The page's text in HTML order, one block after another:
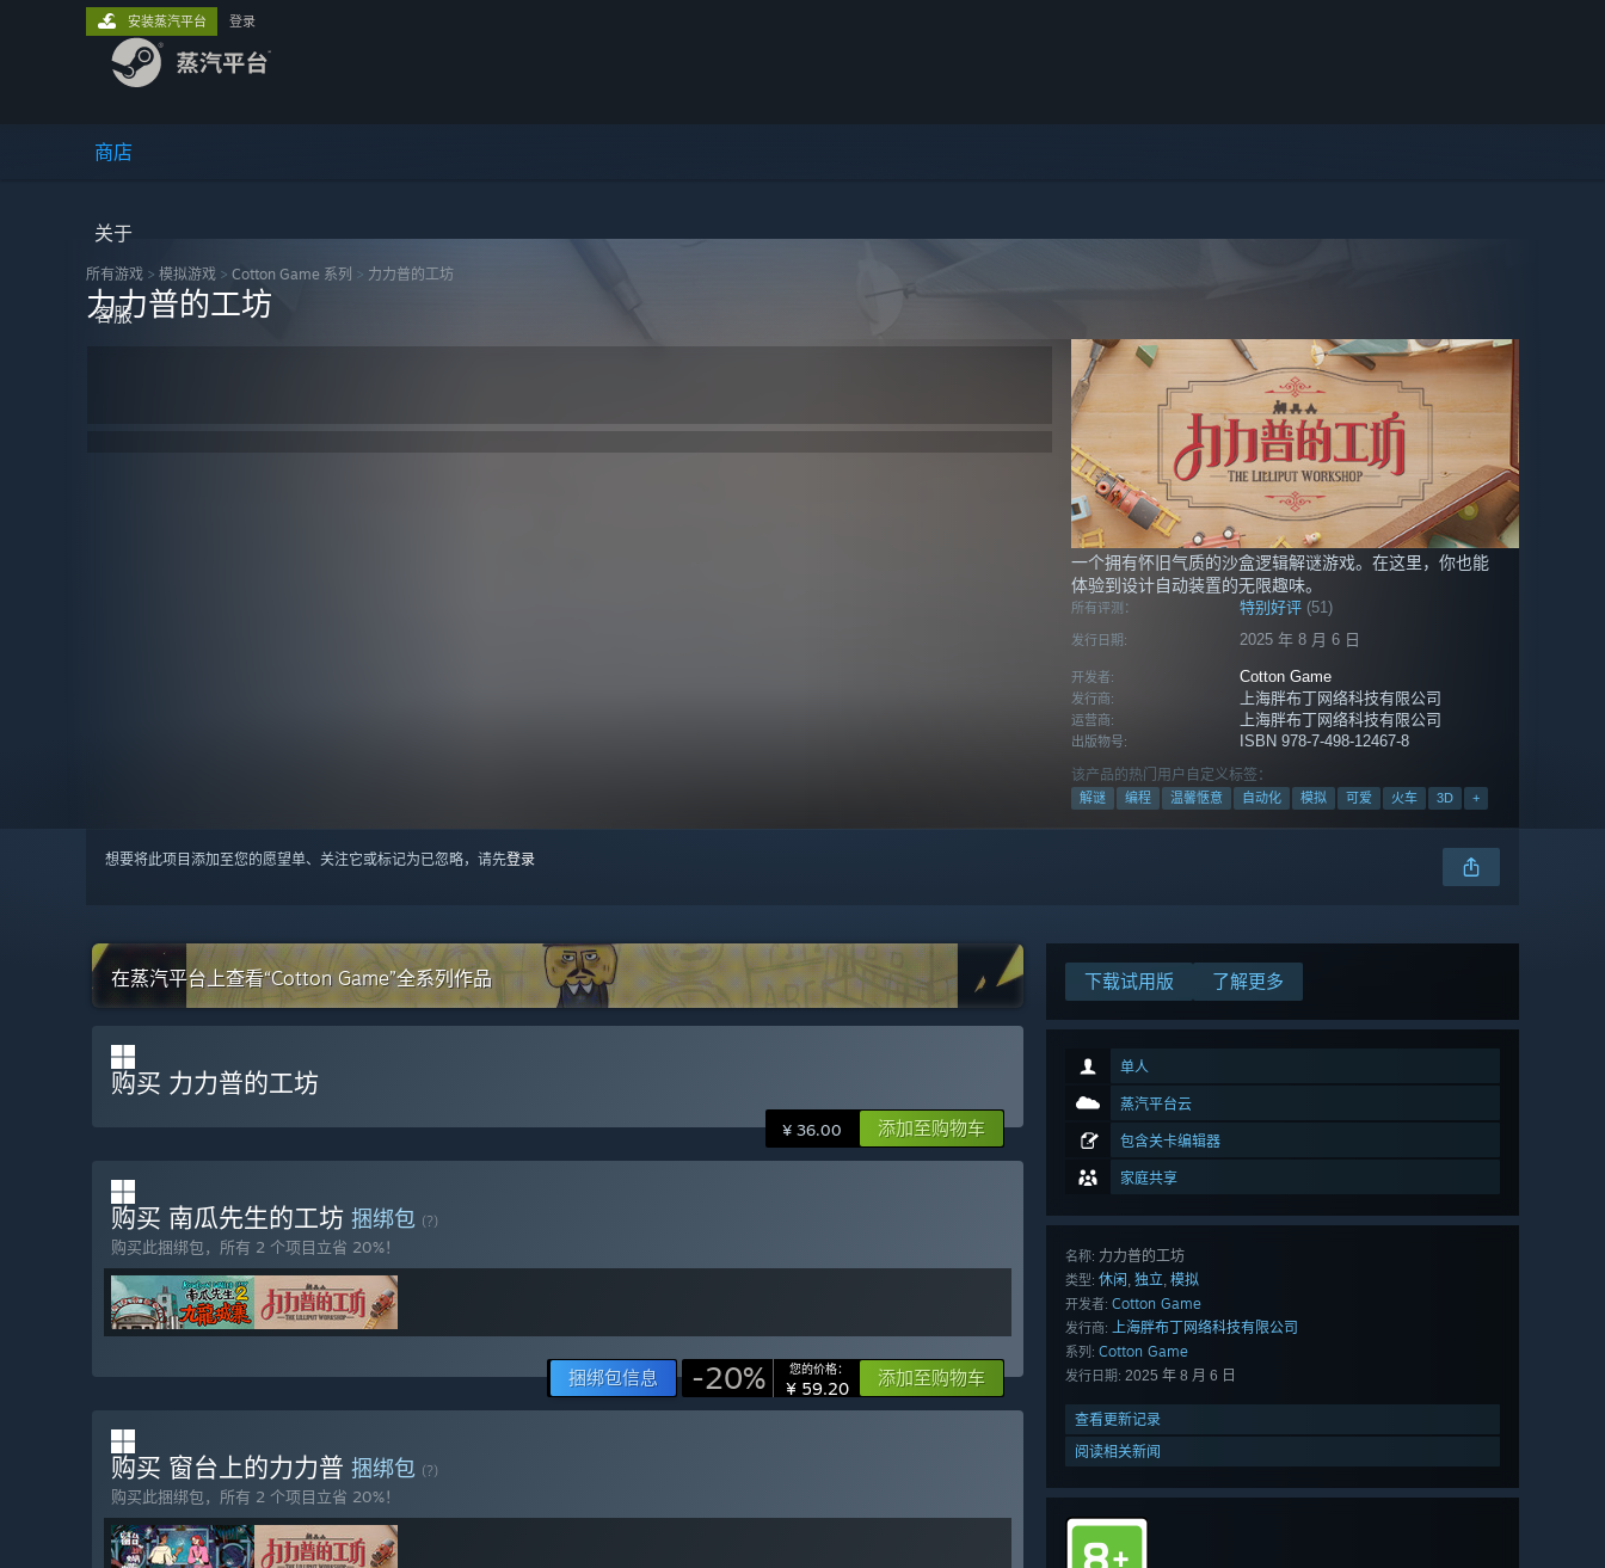
商店
关于
客服
安装蒸汽平台 登录
所有游戏 > 模拟‎游戏 > Cotton Game 系列 > 力力普的工坊
力力普的工坊
一个拥有怀旧气质的沙盒逻辑解谜游戏。在这里，你也能
体验到设计自动装置的无限趣味。
所有评测： 特别好评 (51)
发行日期: 2025 年 8 月 6 日
开发者: Cotton Game
发行商: 上海胖布丁网络科技有限公司
运营商: 上海胖布丁网络科技有限公司
出版物号: ISBN 978-7-498-12467-8
该产品的热门用户自定义标签：
解谜 编程 温馨惬意 自动化 模拟 可爱 火车 3D +
想要将此项目添加至您的愿望单、关注它或标记为已忽略，请先登录
下载试用版 了解更多
单人
蒸汽平台云
包含关卡编辑器
家庭共享
名称: 力力普的工坊
类型: 休闲, 独立, 模拟
开发者: Cotton Game
发行商: 上海胖布丁网络科技有限公司
系列: Cotton Game
发行日期: 2025 年 8 月 6 日
查看更新记录
阅读相关新闻
在蒸汽平台上查看“Cotton Game”全系列作品
购买 力力普的工坊
¥ 36.00 添加至购物车
购买 南瓜先生的工坊 捆绑包 (?)
购买此捆绑包，所有 2 个项目立省 20%！
捆绑包信息 -20% 您的价格：
¥ 59.20 添加至购物车
购买 窗台上的力力普 捆绑包 (?)
购买此捆绑包，所有 2 个项目立省 20%！